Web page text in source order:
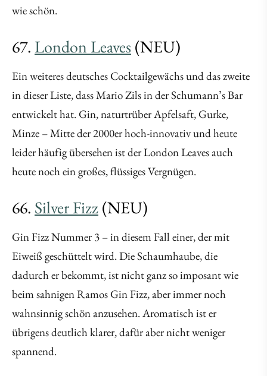
wie schön.
67. London Leaves (NEU)
Ein weiteres deutsches Cocktailgewächs und das zweite
in dieser Liste, dass Mario Zils in der Schumann’s Bar
entwickelt hat. Gin, naturtrüber Apfelsaft, Gurke,
Minze – Mitte der 2000er hoch-innovativ und heute
leider häufig übersehen ist der London Leaves auch
heute noch ein großes, flüssiges Vergnügen.
66. Silver Fizz(NEU)
Gin Fizz Nummer 3 – in diesem Fall einer, der mit
Eiweiß geschüttelt wird. Die Schaumhaube, die
dadurch er bekommt, ist nicht ganz so imposant wie
beim sahnigen Ramos Gin Fizz, aber immer noch
wahnsinnig schön anzusehen. Aromatisch ist er
übrigens deutlich klarer, dafür aber nicht weniger
spannend.